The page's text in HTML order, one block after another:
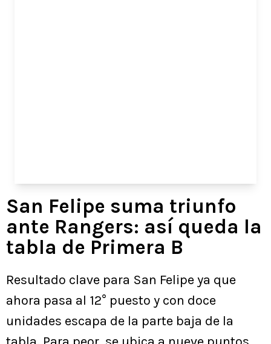
San Felipe suma triunfo
ante Rangers: así queda la
tabla de Primera B
Resultado clave para San Felipe ya que
ahora pasa al 12° puesto y con doce
unidades escapa de la parte baja de la